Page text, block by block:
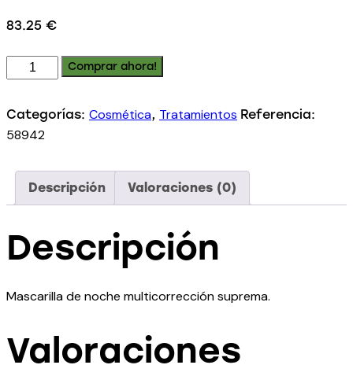
83.25 €
Comprar ahora!
Categorías: Cosmética, Tratamientos Referencia:
58942
Descripción Valoraciones (0)
Descripción
Mascarilla de noche multicorrección suprema.
Valoraciones